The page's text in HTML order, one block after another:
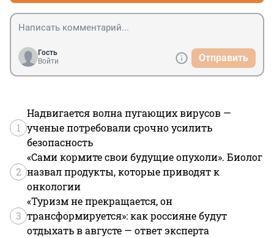
Гость
Войти
Отправить
1
Надвигается волна пугающих вирусов —
ученые потребовали срочно усилить
безопасность
2
«Сами кормите свои будущие опухоли». Биолог
назвал продукты, которые приводят к
онкологии
3
«Туризм не прекращается, он
трансформируется»: как россияне будут
отдыхать в августе — ответ эксперта